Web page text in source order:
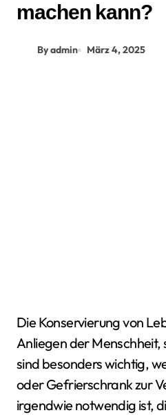
machen kann?
By admin März 4, 2025
Die Konservierung von Lebensmitteln ist ein
Anliegen der Menschheit,
sind besonders wichtig,
oder Gefrierschrank zur
irgendwie notwendig ist,